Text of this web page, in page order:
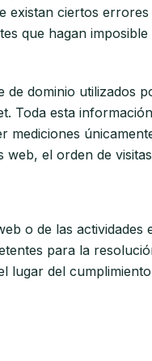
existan ciertos
que hagan
dominio utilizados
Toda esta
el orden de
o de las actividades
para la
lugar del